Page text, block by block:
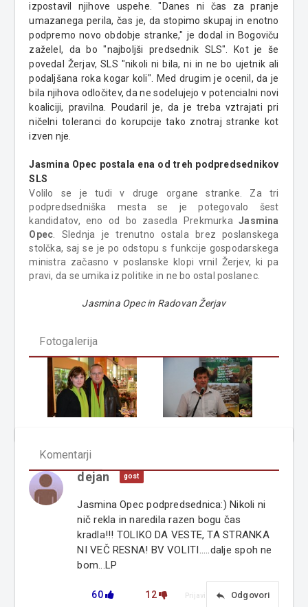
izpostavil njihove uspehe. "Danes ni čas za pranje
umazanega perila, čas je, da stopimo skupaj in enotno
podpremo novo obdobje stranke," je dodal in Bogoviču
zaželel, da bo "najboljši predsednik SLS". Kot je še
povedal Žerjav, SLS "nikoli ni bila, ni in ne bo ujetnik ali
podaljšana roka kogar koli". Med drugim je ocenil, da je
bila njihova odločitev, da ne sodelujejo v potencialni novi
koaliciji, pravilna. Poudaril je, da je treba vztrajati pri
ničelni toleranci do korupcije tako znotraj stranke kot
izven nje.
Jasmina Opec postala ena od treh podpredsednikov
SLS
Volilo se je tudi v druge organe stranke. Za tri
podpredsedniška mesta se je potegovalo šest
kandidatov, eno od bo zasedla PrekmurkaJasmina
Opec. Slednja je trenutno ostala brez poslanskega
stolčka, saj se je po odstopu s funkcije gospodarskega
ministra začasno v poslanske klopi vrnil Žerjev, ki pa
pravi, da se umika iz politike in ne bo ostal poslanec.
Jasmina Opec in Radovan Žerjav
Fotogalerija
Komentarji
dejan gost
Jasmina Opec podpredsednica:) Nikoli ni
nič rekla in naredila razen bogu čas
kradla!!! TOLIKO DA VESTE, TA STRANKA
NI VEČ RESNA! BV VOLITI.....dalje spoh ne
bom...LP
60 12 reply Odgovori
Prijavi